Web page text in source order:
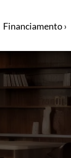
Financiamento ›